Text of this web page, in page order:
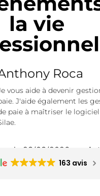
la vie
Roca
vous aide à devenir
J'aide également les
paie à maîtriser le
le 23/03/2026 par
163 avis